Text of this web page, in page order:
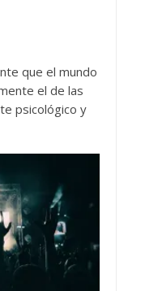
que el mundo
el de las
psicológico y